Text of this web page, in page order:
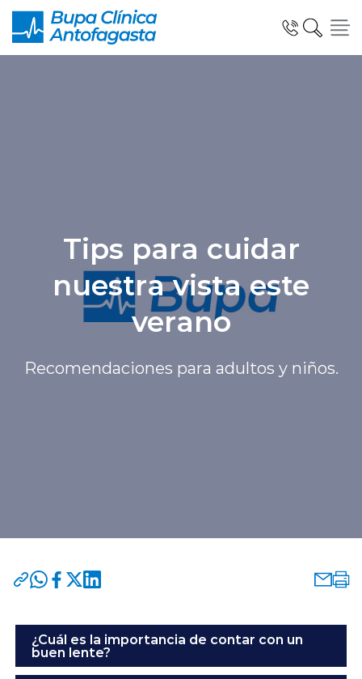
Click acá para ir directamente al contenido
Urgencias
Tips para cuidar
nuestra vista este
verano
Recomendaciones para adultos y niños.
¿Cuál es la importancia de contar con un
buen lente?